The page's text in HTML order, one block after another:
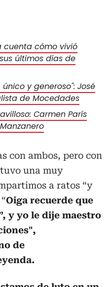
cuenta cómo vivió
últimos días de
y generoso": José
de Mocedades
Carmen París
con ambos, pero con
una muy
a ratos “y
Oiga recuerde que
y yo le dije maestro
de